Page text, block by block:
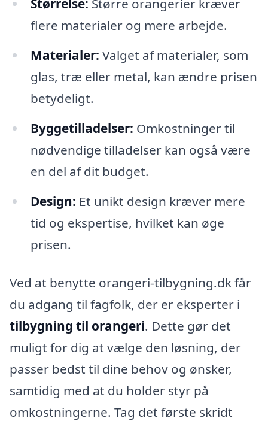
Størrelse: Større orangerier kræver
flere materialer og mere arbejde.
Materialer: Valget af materialer, som
glas, træ eller metal, kan ændre prisen
betydeligt.
Byggetilladelser: Omkostninger til
nødvendige tilladelser kan også være
en del af dit budget.
Design: Et unikt design kræver mere
tid og ekspertise, hvilket kan øge
prisen.
Ved at benytte orangeri-tilbygning.dk får
du adgang til fagfolk, der er eksperter i
tilbygning til orangeri. Dette gør det
muligt for dig at vælge den løsning, der
passer bedst til dine behov og ønsker,
samtidig med at du holder styr på
omkostningerne. Tag det første skridt